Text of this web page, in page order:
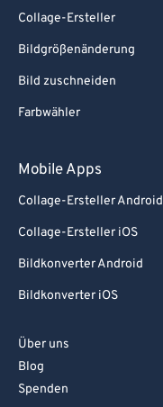
Collage-Ersteller
Bildgrößenänderung
Bild zuschneiden
Farbwähler
Mobile Apps
Collage-Ersteller Android
Collage-Ersteller iOS
Bildkonverter Android
Bildkonverter iOS
Über uns
Blog
Spenden